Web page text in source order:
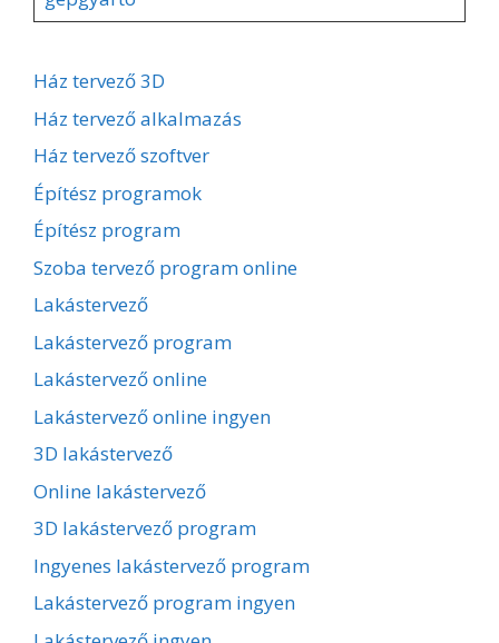
Ház tervező 3D
Ház tervező alkalmazás
Ház tervező szoftver
Építész programok
Építész program
Szoba tervező program online
Lakástervező
Lakástervező program
Lakástervező online
Lakástervező online ingyen
3D lakástervező
Online lakástervező
3D lakástervező program
Ingyenes lakástervező program
Lakástervező program ingyen